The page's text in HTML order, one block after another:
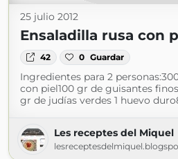
25 julio 2012
Ensaladilla rusa con
42 0 Guardar
Ingredientes para 2
con piel100 gr de guisantes
gr de judías verdes 1 huevo
Les receptes del Miquel